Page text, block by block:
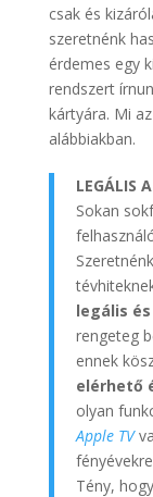
csak és
szeretnénk
érdemes egy
rendszert
kártyára. Mi
alábbiakban.
LEGÁLIS
Sokan
legális
rengeteg
ennek
elérhető
olyan
Apple TV
Tény,